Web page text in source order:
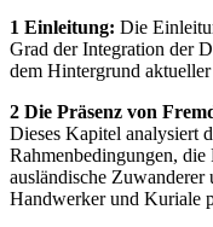
1 Einleitung: Die
Grad der Integration der
dem Hintergrund
2 Die Präsenz von
Dieses Kapitel analysiert
Rahmenbedingungen,
ausländische Zuwanderer
Handwerker und Kuriale